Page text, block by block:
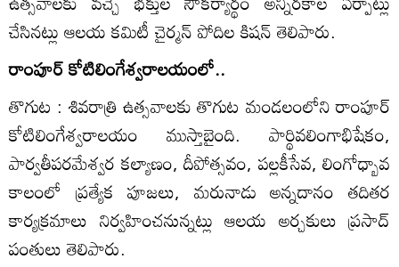
చేసినట్లు ఆలయ కమిటీ చైర్మన్‌ పోదిల కిషన్‌ తెలిపారు.
రాంపూర్‌ కోటిలింగేశ్వరాలయంలో..
తొగుట : శివరాత్రి ఉత్సవాలకు తొగుట మండలంలోని రాంపూర్‌
కోటిలింగేశ్వరాలయం ముస్తాబైంది. పార్థివలింగాభిషేకం,
పార్వతీపరమేశ్వర కల్యాణం, దీపోత్సవం, పల్లకీసేవ, లింగోధ్బావ
కాలంలో ప్రత్యేక పూజలు, మరునాడు అన్నదానం తదితర
కార్యక్రమాలు నిర్వహించనున్నట్లు ఆలయ అర్చకులు ప్రసాద్‌
పంతులు తెలిపారు.